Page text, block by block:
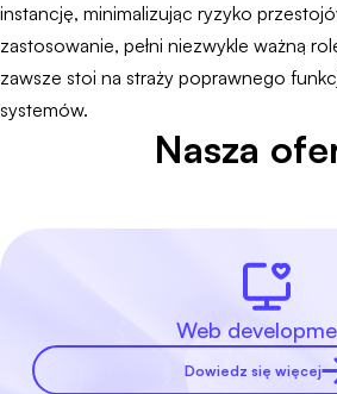
instancję, minimalizując ryzyko
zastosowanie, pełni niezwykle ważną
zawsze stoi na straży poprawnego
systemów.
Nasza
Web
Dowiedz się więcej